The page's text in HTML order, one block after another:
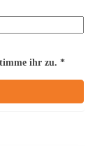
ihr zu. *